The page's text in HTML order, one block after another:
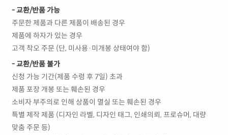
- 교환/반품 가능
주문한 제품과 다른 제품이 배송된 경우
제품에 하자가 있는 경우
고객 착오 주문 (단, 미사용·미개봉 상태여야 함)
- 교환/반품 불가
신청 가능 기간(제품 수령 후 7일) 초과
제품 포장 개봉 또는 훼손된 경우
소비자 부주의로 인해 상품이 멸실 또는 훼손된 경우
특별 제작 제품 (디자인 라벨, 디자인 태그, 인쇄의뢰, 프로슈머, 대량
맞춤 주문 등)